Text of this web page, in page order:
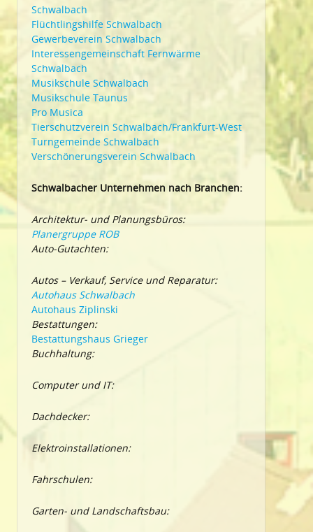
Schwalbach
Flüchtlingshilfe Schwalbach
Gewerbeverein Schwalbach
Interessengemeinschaft Fernwärme
Schwalbach
Musikschule Schwalbach
Musikschule Taunus
Pro Musica
Tierschutzverein Schwalbach/Frankfurt-West
Turngemeinde Schwalbach
Verschönerungsverein Schwalbach
Schwalbacher Unternehmen nach Branchen:
Architektur- und Planungsbüros:
Planergruppe ROB
Auto-Gutachten:
Autos – Verkauf, Service und Reparatur:
Autohaus Schwalbach
Autohaus Ziplinski
Bestattungen:
Bestattungshaus Grieger
Buchhaltung:
Computer und IT:
Dachdecker:
Elektroinstallationen:
Fahrschulen:
Garten- und Landschaftsbau: